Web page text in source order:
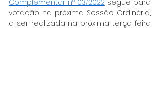
Complementar nº 03/2022 segue para
votação na próxima Sessão Ordinária,
a ser realizada na próxima terça-feira